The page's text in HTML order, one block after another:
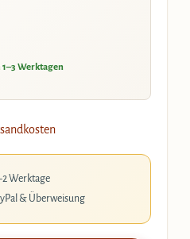
Werktagen
Werktage
& Überweisung